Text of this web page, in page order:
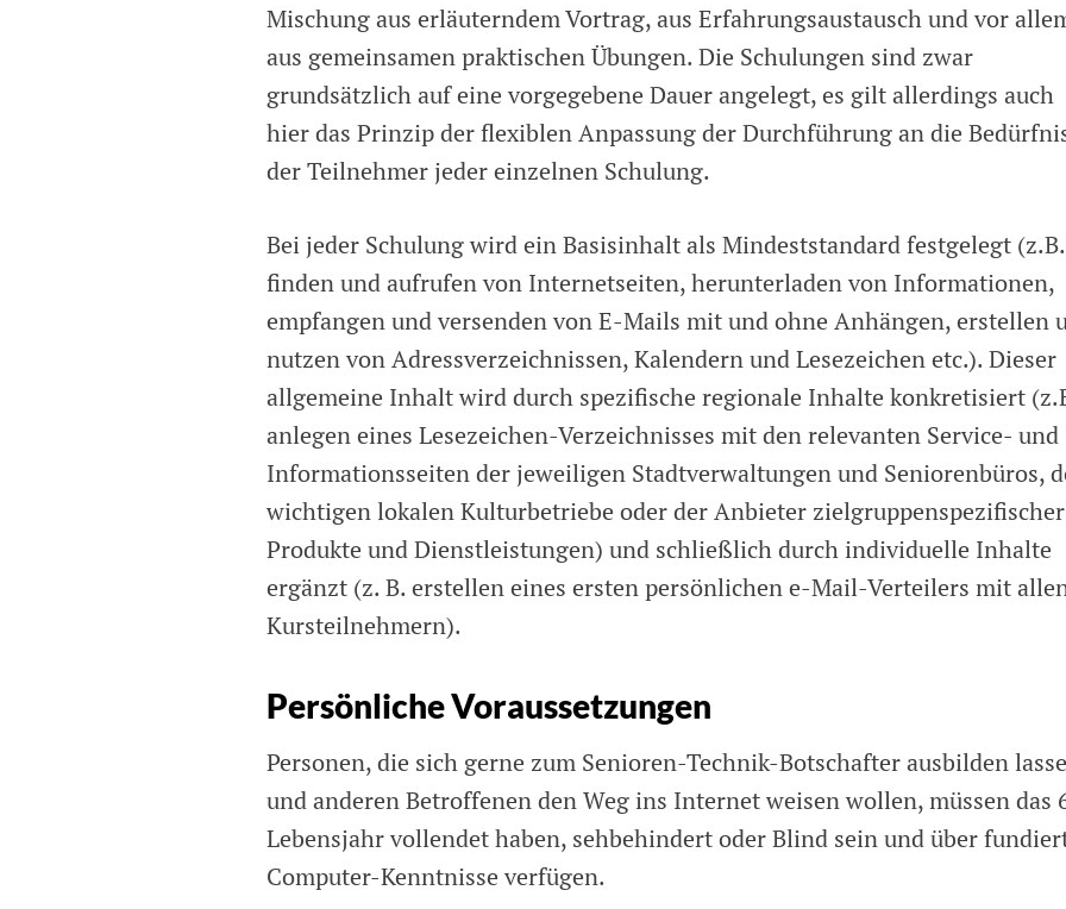
Mischung aus erläuterndem Vortrag, aus Erfahrungsaustausch und vor
aus gemeinsamen praktischen Übungen. Die Schulungen sind zwar
grundsätzlich auf eine vorgegebene Dauer angelegt, es gilt allerdings auch
hier das Prinzip der flexiblen Anpassung der Durchführung an die
der Teilnehmer jeder einzelnen Schulung.
Bei jeder Schulung wird ein Basisinhalt als Mindeststandard festgelegt (z.B.
finden und aufrufen von Internetseiten, herunterladen von Informationen,
empfangen und versenden von E-Mails mit und ohne Anhängen, erstellen
nutzen von Adressverzeichnissen, Kalendern und Lesezeichen etc.). Dieser
allgemeine Inhalt wird durch spezifische regionale Inhalte konkretisiert
anlegen eines Lesezeichen-Verzeichnisses mit den relevanten Service- und
Informationsseiten der jeweiligen Stadtverwaltungen und Seniorenbüros,
wichtigen lokalen Kulturbetriebe oder der Anbieter zielgruppenspezifischer
Produkte und Dienstleistungen) und schließlich durch individuelle Inhalte
ergänzt (z. B. erstellen eines ersten persönlichen e-Mail-Verteilers mit
Kursteilnehmern).
Persönliche Voraussetzungen
Personen, die sich gerne zum Senioren-Technik-Botschafter ausbilden
und anderen Betroffenen den Weg ins Internet weisen wollen, müssen das
Lebensjahr vollendet haben, sehbehindert oder Blind sein und über
Computer-Kenntnisse verfügen.